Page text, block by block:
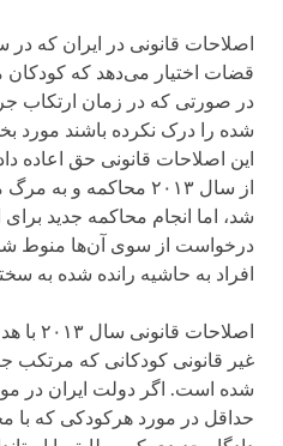
قضات اختیار می‌دهد که کودکان
در صورتی که در زمان ارتکاب
شده را درک نکرده‌ باشند مورد
این اصلاحات قانونی حق اعاده
از سال ۲۰۱۳ محاکمه و
شد، اما انجام محاکمه جدید برای
درخواست از سوی آن‌ها منوط
افراد به حاشیه رانده شده به
غیر قانونی کودکانی که مرتکب
شده است. اگر دولت ایران در
حداقل در مورد هرکودکی که با